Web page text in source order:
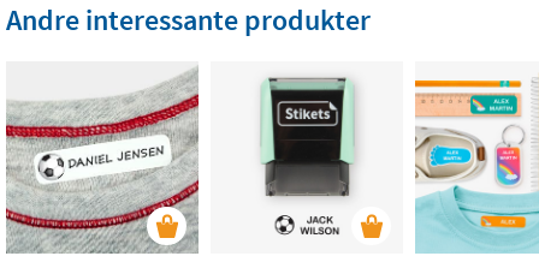
Andre interessante produkter